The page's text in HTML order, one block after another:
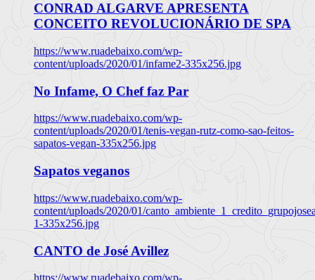
CONRAD ALGARVE APRESENTA
CONCEITO REVOLUCIONÁRIO DE SPA
https://www.ruadebaixo.com/wp-
content/uploads/2020/01/infame2-335x256.jpg
No Infame, O Chef faz Par
https://www.ruadebaixo.com/wp-
content/uploads/2020/01/tenis-vegan-rutz-como-sao-feitos-
sapatos-vegan-335x256.jpg
Sapatos veganos
https://www.ruadebaixo.com/wp-
content/uploads/2020/01/
1-335x256.jpg
CANTO de José Avillez